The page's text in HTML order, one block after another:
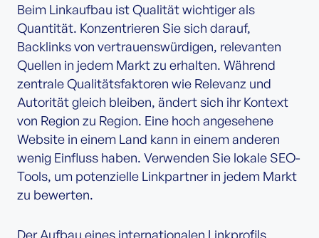
Beim Linkaufbau ist Qualität wichtiger als
Quantität. Konzentrieren Sie sich darauf,
Backlinks von vertrauenswürdigen, relevanten
Quellen in jedem Markt zu erhalten. Während
zentrale Qualitätsfaktoren wie Relevanz und
Autorität gleich bleiben, ändert sich ihr Kontext
von Region zu Region. Eine hoch angesehene
Website in einem Land kann in einem anderen
wenig Einfluss haben. Verwenden Sie lokale SEO-
Tools, um potenzielle Linkpartner in jedem Markt
zu bewerten.
Der Aufbau eines internationalen Linkprofils